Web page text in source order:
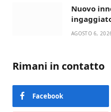
Nuovo
Lupo
AGOSTO 6,
Rimani in contatto
Facebook